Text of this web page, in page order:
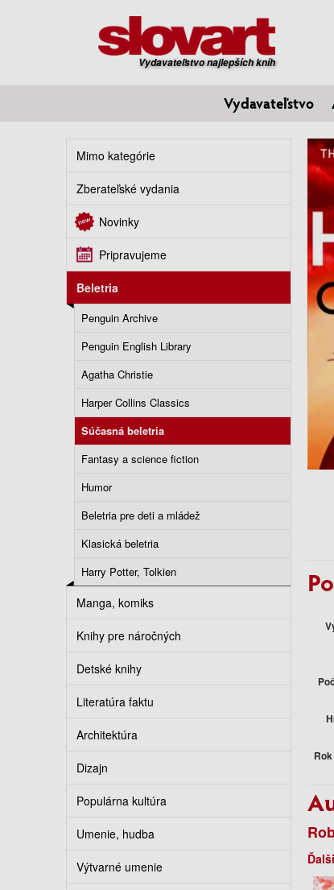
Vydavateľstvo najlepších kníh
Vydavateľstvo
Mimo kategórie
Zberateľské vydania
Novinky
Pripravujeme
Beletria
Penguin Archive
Penguin English Library
Agatha Christie
Harper Collins Classics
Súčasná beletria
Fantasy a science fiction
Humor
Beletria pre deti a mládež
Klasická beletria
Harry Potter, Tolkien
Manga, komiks
Knihy pre náročných
Detské knihy
Literatúra faktu
Architektúra
Dizajn
Populárna kultúra
Umenie, hudba
Výtvarné umenie